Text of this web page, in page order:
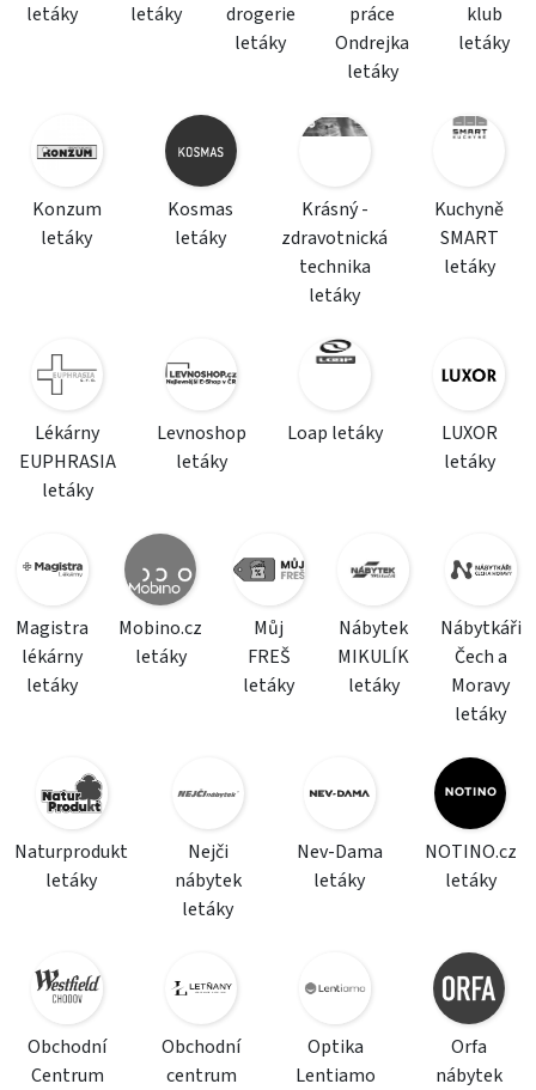
letáky
letáky
drogerie
letáky
práce
Ondrejka
letáky
klub
letáky
Konzum
letáky
Kosmas
letáky
Krásný -
zdravotnická
technika
letáky
Kuchyně
SMART
letáky
Lékárny
EUPHRASIA
letáky
Levnoshop
letáky
Loap letáky
LUXOR
letáky
Magistra
lékárny
letáky
Mobino.cz
letáky
Můj
FREŠ
letáky
Nábytek
MIKULÍK
letáky
Nábytkáři
Čech a
Moravy
letáky
Naturprodukt
letáky
Nejči
nábytek
letáky
Nev-Dama
letáky
NOTINO.cz
letáky
Obchodní
Centrum
Obchodní
centrum
Optika
Lentiamo
Orfa
nábytek